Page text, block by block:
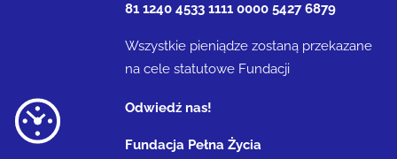
81 1240 4533 1111 0000 5427 6879
Wszystkie pieniądze zostaną przekazane
na cele statutowe Fundacji
Odwiedź nas!
Fundacja Pełna Życia